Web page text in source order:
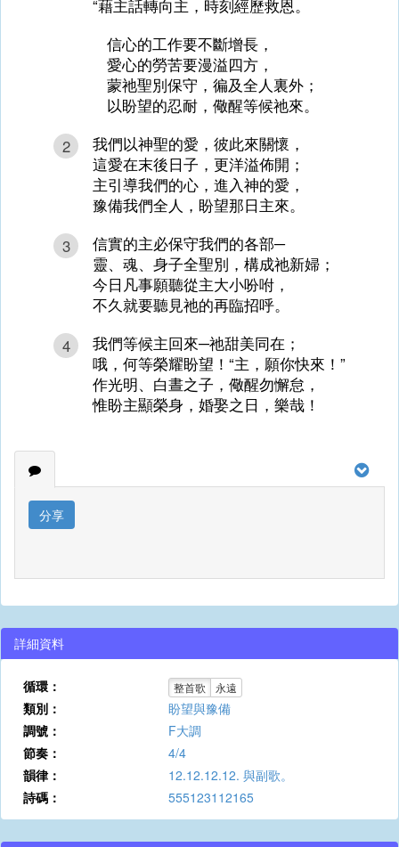
“藉主話轉向主，時刻經歷救恩。
信心的工作要不斷增長，
愛心的勞苦要漫溢四方，
蒙祂聖別保守，徧及全人裏外；
以盼望的忍耐，儆醒等候祂來。
2
我們以神聖的愛，彼此來關懷，
這愛在末後日子，更洋溢佈開；
主引導我們的心，進入神的愛，
豫備我們全人，盼望那日主來。
3
信實的主必保守我們的各部─
靈、魂、身子全聖別，構成祂新婦；
今日凡事願聽從主大小吩咐，
不久就要聽見祂的再臨招呼。
4
我們等候主回來─祂甜美同在；
哦，何等榮耀盼望！“主，願你快來！”
作光明、白晝之子，儆醒勿懈怠，
惟盼主顯榮身，婚娶之日，樂哉！
分享
詳細資料
循環： 整首歌 永遠
類別：
盼望與豫備
調號：
F大調
節奏：
4/4
韻律：
12.12.12.12. 與副歌。
詩碼：
555123112165